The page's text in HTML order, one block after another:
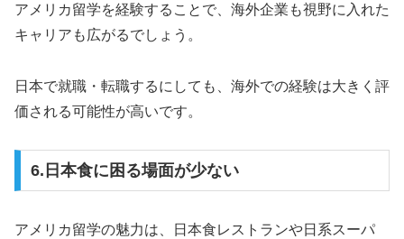
アメリカ留学を経験することで、海外企業も視野に入れた
キャリアも広がるでしょう。
日本で就職・転職するにしても、海外での経験は大きく評
価される可能性が高いです。
6.日本食に困る場面が少ない
アメリカ留学の魅力は、日本食レストランや日系スーパ